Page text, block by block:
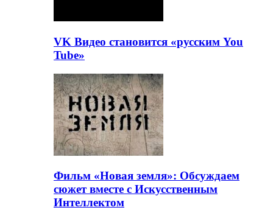
VK Видео становится «русским You
Tube»
Фильм «Новая земля»: Обсуждаем
сюжет вместе с Искусственным
Интеллектом